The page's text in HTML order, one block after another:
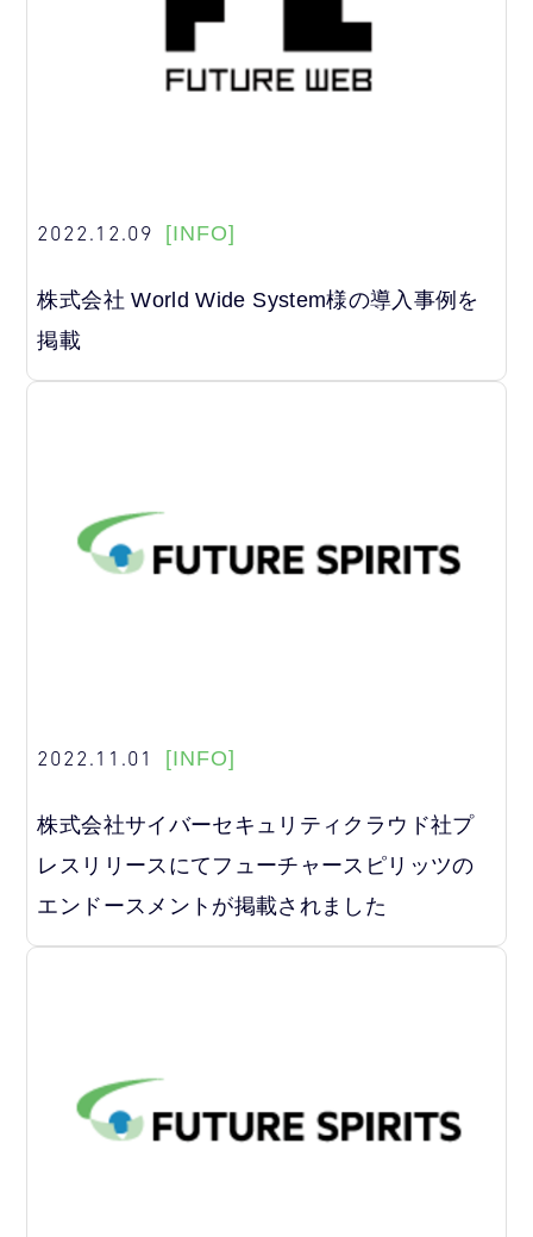
2022.12.09 [INFO]
株式会社 World Wide System様の導入事例を
掲載
2022.11.01 [INFO]
株式会社サイバーセキュリティクラウド社プ
レスリリースにてフューチャースピリッツの
エンドースメントが掲載されました